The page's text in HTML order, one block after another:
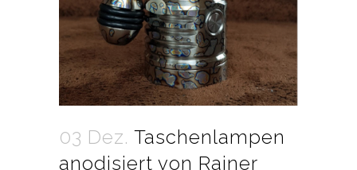
03 Dez. Taschenlampen
anodisiert von Rainer